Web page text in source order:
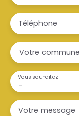
Téléphone
Votre commune
-
Vous souhaitez
Votre message